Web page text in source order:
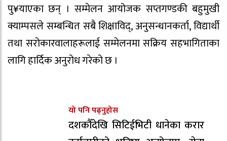
पु¥याएका छन् । सम्मेलन आयोजक सप्तगण्डकी बहुमुखी
क्याम्पसले सम्बन्धित सबै शिक्षाविद्, अनुसन्धानकर्ता, विद्यार्थी
तथा सरोकारवालाहरूलाई सम्मेलनमा सक्रिय सहभागिताका
लागि हार्दिक अनुरोध गरेको छ ।
यो पनि पढ्नुहोस
दशकौँदेखि सिटिईभिटी धानेका करार